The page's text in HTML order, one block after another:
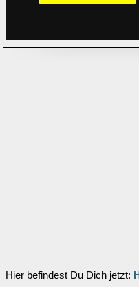
Hier befindest Du Dich jetzt: